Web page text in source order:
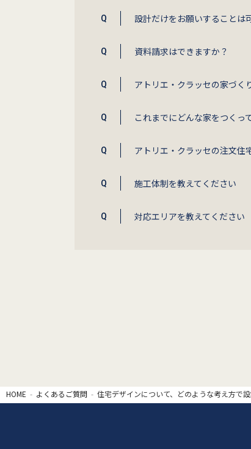
設計だけをお願いすることは
資料請求はできますか？
アトリエ・クラッセの家づく
これまでにどんな家をつくっ
アトリエ・クラッセの注文住
施工体制を教えてください
対応エリアを教えてください
HOME よくあるご質問 住宅デザインについて、どのような考え方で